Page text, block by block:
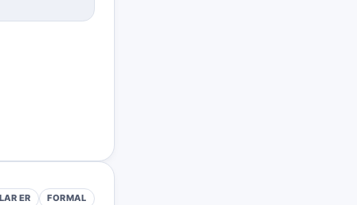
ER FORMAL